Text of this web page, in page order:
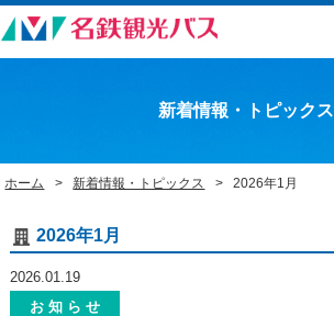
新着情報・トピックス
ホーム 新着情報・トピックス 2026年1月
2026年1月
2026.01.19
お 知 ら せ